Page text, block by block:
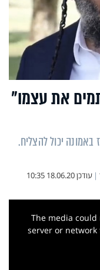
את עצמו"
יכול להצליח.
| עודכן18.06.20 10:35
This
The media
server or